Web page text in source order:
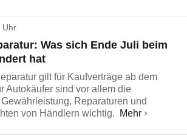
Uhr
Was sich Ende Juli beim
hat
gilt für Kaufverträge ab dem
Autokäufer sind vor allem die
Reparaturen und
von Händlern wichtig.
Mehr